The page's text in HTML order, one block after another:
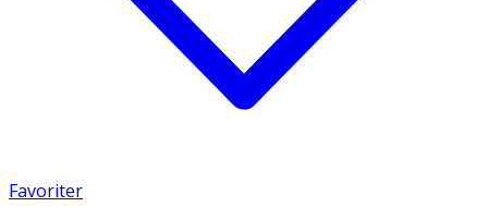
Favoriter